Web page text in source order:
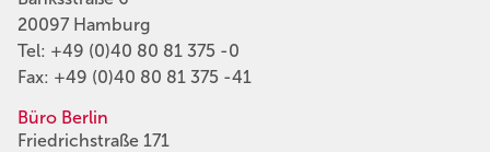
20097 Hamburg
Tel: +49 (0)40 80 81 375 -0
Fax: +49 (0)40 80 81 375 -41
Büro Berlin
Friedrichstraße 171